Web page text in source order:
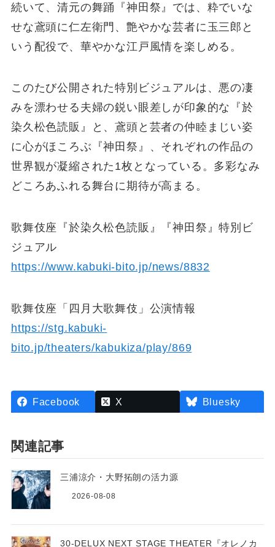
続いて、清元の舞踊『神田祭』では、粋でいな
せな鳶頭に仁左衛門、艶やかな芸者に玉三郎と
いう配役で、華やかな江戸風情を楽しめる。
このたび公開された特別ビジュアルは、悪の凄
みを漂わせる夫婦の鋭い眼差しが印象的な『於
染久松色読販』と、鳶頭と芸者の仲睦まじい姿
に心がほころぶ『神田祭』、それぞれの作品の
世界観が凝縮された1枚となっている。多彩なみ
どころあふれる舞台に期待が高まる。
歌舞伎座『於染久松色読販』『神田祭』特別ビ
ジュアル
https://www.kabuki-bito.jp/news/8832
歌舞伎座「四月大歌舞伎」公演情報
https://stg.kabuki-
bito.jp/theaters/kabukiza/play/869
Facebook X Bluesky
関連記事
三浦涼介・大野拓朗の活力源
2026-08-08
30-DELUX NEXT STAGE THEATER『オレノカ